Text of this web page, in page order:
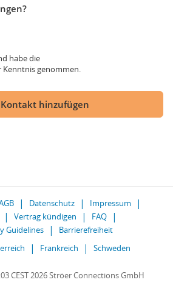
habe die
Kenntnis genommen.
Kontakt hinzufügen
Datenschutz
Impressum
Vertrag kündigen
FAQ
Guidelines
Barrierefreiheit
Frankreich Schweden
CEST 2026 Ströer Connections GmbH